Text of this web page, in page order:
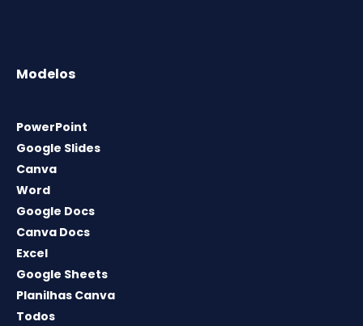
Modelos
PowerPoint
Google Slides
Canva
Word
Google Docs
Canva Docs
Excel
Google Sheets
Planilhas Canva
Todos